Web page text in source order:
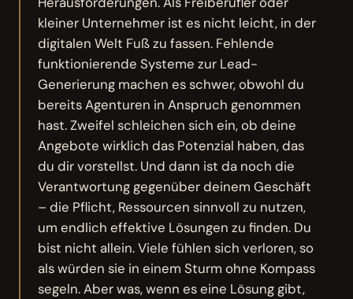
kleiner Unternehmer ist es nicht leicht, in der
digitalen Welt Fuß zu fassen. Fehlende
funktionierende Systeme zur Lead-
Generierung machen es schwer, obwohl du
bereits Agenturen in Anspruch genommen
hast. Zweifel schleichen sich ein, ob deine
Angebote wirklich das Potenzial haben, das
du dir vorstellst. Und dann ist da noch die
Verantwortung gegenüber deinem Geschäft
– die Pflicht, Ressourcen sinnvoll zu nutzen,
um endlich effektive Lösungen zu finden. Du
bist nicht allein. Viele fühlen sich verloren, so
als würden sie in einem Sturm ohne Kompass
segeln. Aber was, wenn es eine Lösung gibt,